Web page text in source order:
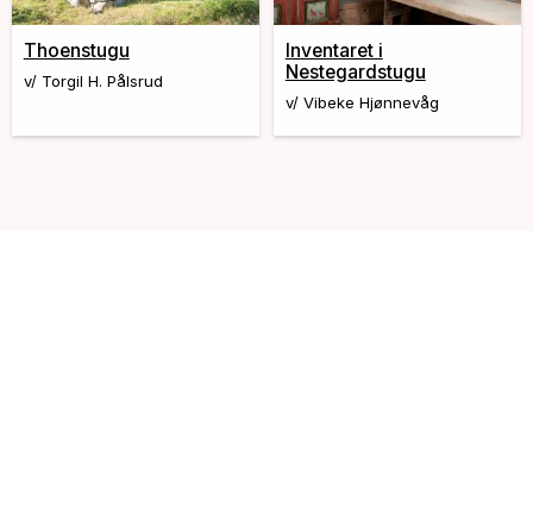
Thoenstugu
v/ Torgil H. Pålsrud
Inventaret i
Nestegardstugu
v/ Vibeke Hjønnevåg